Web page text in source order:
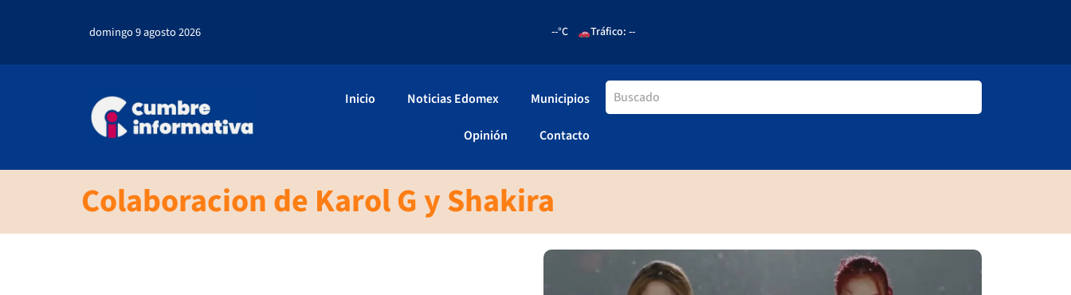
domingo 9 agosto 2026 --°C Tráfico: --
Inicio Noticias Edomex Municipios
Opinión Contacto
Colaboracion de Karol G y Shakira